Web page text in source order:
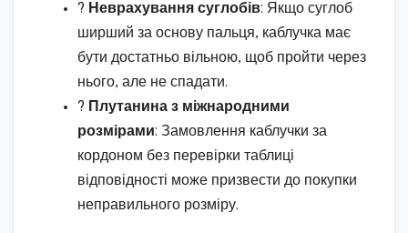
? Неврахування суглобів: Якщо суглоб
ширший за основу пальця, каблучка має
бути достатньо вільною, щоб пройти через
нього, але не спадати.
? Плутанина з міжнародними
розмірами: Замовлення каблучки за
кордоном без перевірки таблиці
відповідності може призвести до покупки
неправильного розміру.